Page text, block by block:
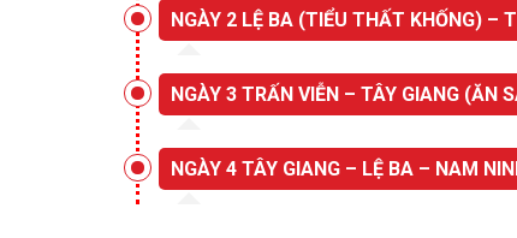
NGÀY 2 LỆ BA (TIỂU THẤT KHỐNG) –
NGÀY 3 TRẤN VIỄN – TÂY GIANG (ĂN
NGÀY 4 TÂY GIANG – LỆ BA – NAM